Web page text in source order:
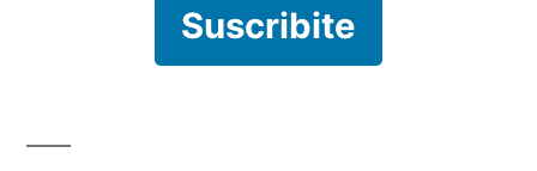
Suscribite